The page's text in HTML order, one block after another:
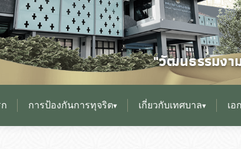
"วัฒนธรรมงา
การป้องกันการทุจริต▾ เกี่ยวกับเทศบาล▾ เอ